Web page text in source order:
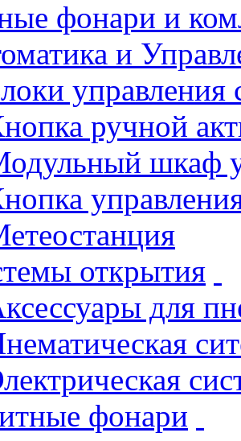
фонари и
и
ручной
шкаф
открытия
для
фонари